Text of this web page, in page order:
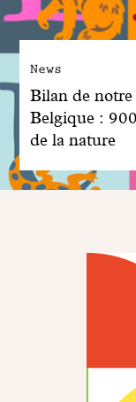
News
Bilan de
Belgique :
de la nature